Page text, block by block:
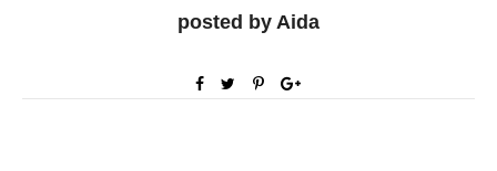
posted by Aida